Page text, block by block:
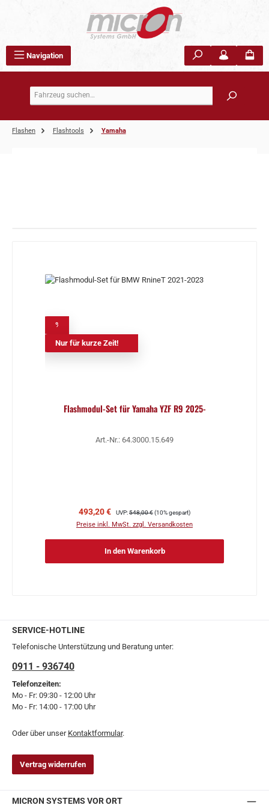
Navigation
Flashen Flashtools Yamaha
Nur für kurze Zeit!
Flashmodul-Set für Yamaha YZF R9 2025-
Art.-Nr.: 64.3000.15.649
Verkaufspreis:
493,20 € Regulärer Preis:
UVP:548,00 €(10% gespart)
Preise inkl. MwSt. zzgl. Versandkosten
In den Warenkorb
SERVICE-HOTLINE
Telefonische Unterstützung und Beratung unter:
0911 - 936740
Telefonzeiten:
Mo - Fr: 09:30 - 12:00 Uhr
Mo - Fr: 14:00 - 17:00 Uhr
Oder über unser Kontaktformular.
Vertrag widerrufen
MICRON SYSTEMS VOR ORT